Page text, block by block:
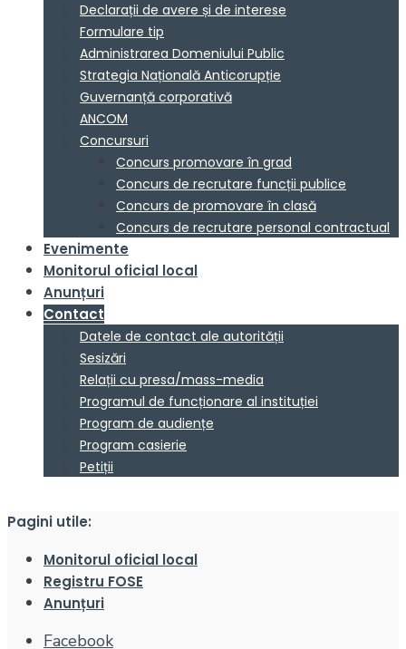
Declarații de avere și de interese
Formulare tip
Administrarea Domeniului Public
Strategia Națională Anticorupție
Guvernanță corporativă
ANCOM
Concursuri
Concurs promovare în grad
Concurs de recrutare funcții publice
Concurs de promovare în clasă
Concurs de recrutare personal contractual
Evenimente
Monitorul oficial local
Anunțuri
Contact
Datele de contact ale autorității
Sesizări
Relații cu presa/mass-media
Programul de funcționare al instituției
Program de audiențe
Program casierie
Petiții
Pagini utile:
Monitorul oficial local
Registru FOSE
Anunțuri
Facebook